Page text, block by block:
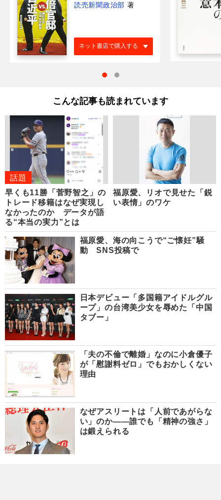
読売新聞政治部 著
ネット書店で購入する
こんな記事も読まれています
話題
早くも11勝「菅野智之」の
トレード移籍はなぜ実現し
なかったのか データが語
る“本当の実力”とは
福原愛、リオで見せた「鋭
い表情」のワケ
福原愛、海の向こうで“ご懐妊”騒
動 SNS投稿で
日本デビュー「多国籍アイドルグル
ープ」の台湾美少女を辱めた「中国
タブー」
「夫の不倫で離婚」なのに小倉優子
が「慰謝料ゼロ」でもおかしくない
理由
なぜアスリートは「人前であがらな
い」のか――誰でも「精神の強さ」
は鍛えられる